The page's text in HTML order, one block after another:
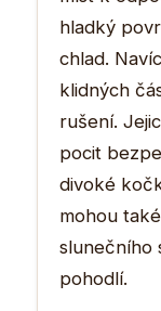
hladký
chlad.
klidných
rušení.
pocit
divoké
mohou
slunečního
pohodlí.